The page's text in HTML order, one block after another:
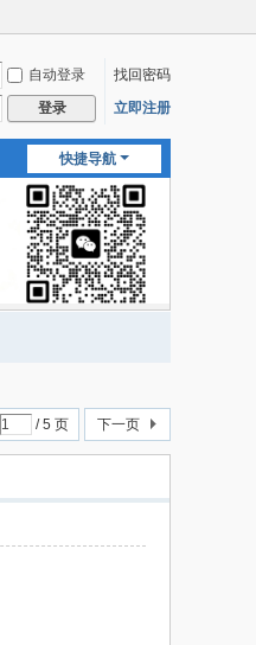
自动登录
找回密码
登录 立即注册
快捷导航
/ 5 页 下一页